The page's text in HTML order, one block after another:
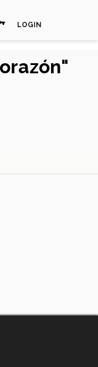
LOGIN